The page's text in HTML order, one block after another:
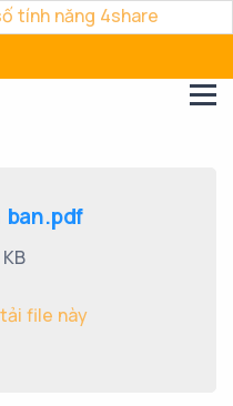
tính năng 4share
ban.pdf
file này